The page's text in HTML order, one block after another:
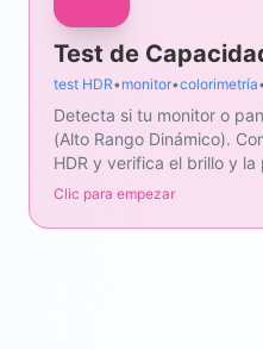
Test de
test HDR•monitor•colorimetría
Detecta si tu monitor o
(Alto Rango Dinámico).
HDR y verifica el brillo y
Clic para empezar